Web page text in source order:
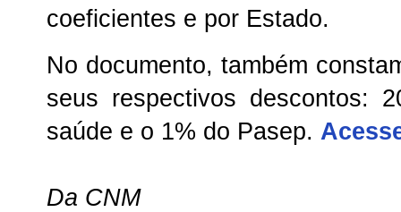
coeficientes e por Estado.
No documento, também
seus respectivos descontos:
saúde e o 1% do Pasep.
Da CNM